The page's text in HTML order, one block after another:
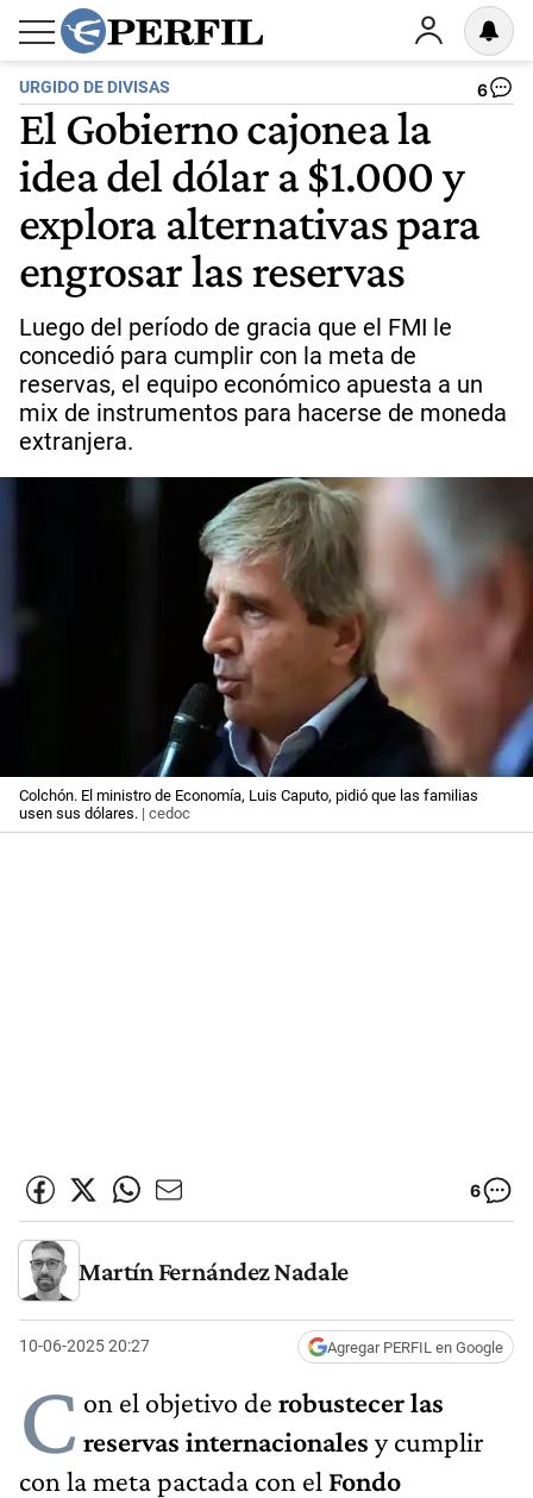
URGIDO DE DIVISAS 6
El Gobierno cajonea la
idea del dólar a $1.000 y
explora alternativas para
engrosar las reservas
Luego del período de gracia que el FMI le
concedió para cumplir con la meta de
reservas, el equipo económico apuesta a un
mix de instrumentos para hacerse de moneda
extranjera.
Colchón. El ministro de Economía, Luis Caputo, pidió que las familias
usen sus dólares. | cedoc
6
Martín Fernández Nadale
10-06-2025 20:27 Agregar PERFIL en Google
C on el objetivo de robustecer las
reservas internacionales y cumplir
con la meta pactada con el Fondo